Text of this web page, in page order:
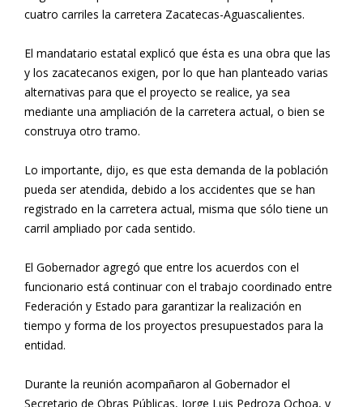
cuatro carriles la carretera Zacatecas-Aguascalientes.
El mandatario estatal explicó que ésta es una obra que las
y los zacatecanos exigen, por lo que han planteado varias
alternativas para que el proyecto se realice, ya sea
mediante una ampliación de la carretera actual, o bien se
construya otro tramo.
Lo importante, dijo, es que esta demanda de la población
pueda ser atendida, debido a los accidentes que se han
registrado en la carretera actual, misma que sólo tiene un
carril ampliado por cada sentido.
El Gobernador agregó que entre los acuerdos con el
funcionario está continuar con el trabajo coordinado entre
Federación y Estado para garantizar la realización en
tiempo y forma de los proyectos presupuestados para la
entidad.
Durante la reunión acompañaron al Gobernador el
Secretario de Obras Públicas, Jorge Luis Pedroza Ochoa, y